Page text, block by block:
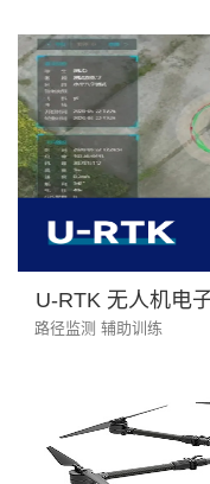
U-RTK 无人机电
路径监测 辅助训练